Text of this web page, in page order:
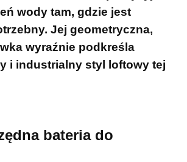
wody tam, gdzie jest
Jej geometryczna,
wyraźnie podkreśla
i industrialny styl loftowy tej
bateria do